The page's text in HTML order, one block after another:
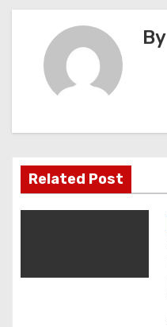
v
i
ó
d
By
Related Post